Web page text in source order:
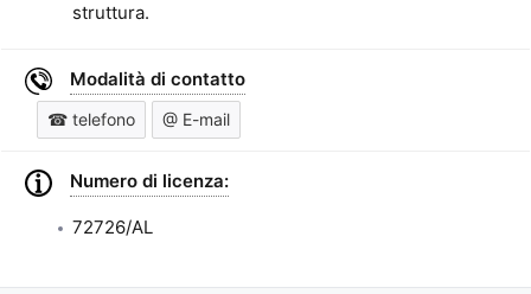
struttura.
Modalità di contatto
☎ telefono @ E-mail
Numero di licenza:
72726/AL